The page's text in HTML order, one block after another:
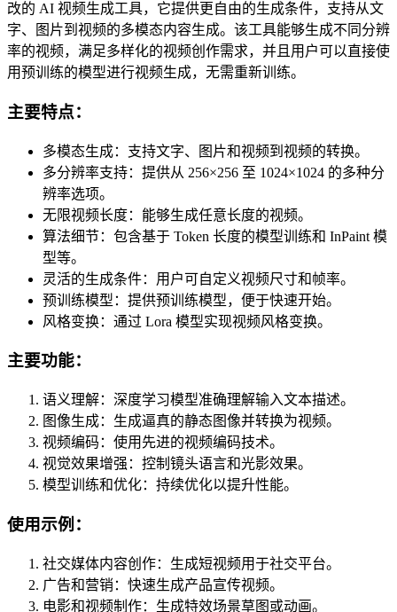
改的 AI 视频生成工具，它提供更自由的生成条件，支持从文
字、图片到视频的多模态内容生成。该工具能够生成不同分辨
率的视频，满足多样化的视频创作需求，并且用户可以直接使
用预训练的模型进行视频生成，无需重新训练。
主要特点：
多模态生成：支持文字、图片和视频到视频的转换。
多分辨率支持：提供从 256×256 至 1024×1024 的多种分
辨率选项。
无限视频长度：能够生成任意长度的视频。
算法细节：包含基于 Token 长度的模型训练和 InPaint 模
型等。
灵活的生成条件：用户可自定义视频尺寸和帧率。
预训练模型：提供预训练模型，便于快速开始。
风格变换：通过 Lora 模型实现视频风格变换。
主要功能：
语义理解：深度学习模型准确理解输入文本描述。
图像生成：生成逼真的静态图像并转换为视频。
视频编码：使用先进的视频编码技术。
视觉效果增强：控制镜头语言和光影效果。
模型训练和优化：持续优化以提升性能。
使用示例：
社交媒体内容创作：生成短视频用于社交平台。
广告和营销：快速生成产品宣传视频。
电影和视频制作：生成特效场景草图或动画。